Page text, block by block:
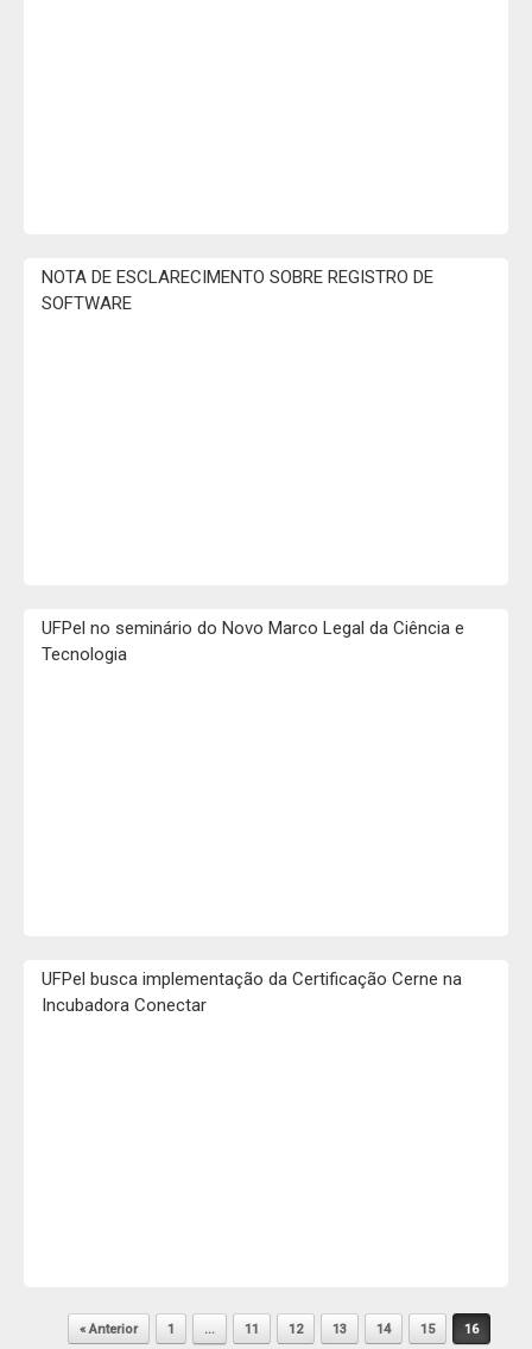
NOTA DE ESCLARECIMENTO SOBRE REGISTRO DE
SOFTWARE
UFPel no seminário do Novo Marco Legal da Ciência e
Tecnologia
UFPel busca implementação da Certificação Cerne na
Incubadora Conectar
Navegação de posts
« Anterior 1 … 11 12 13 14 15 16